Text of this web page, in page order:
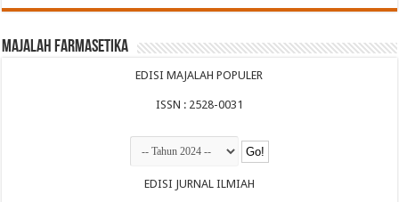
Majalah Farmasetika
EDISI MAJALAH POPULER
ISSN : 2528-0031
EDISI JURNAL ILMIAH